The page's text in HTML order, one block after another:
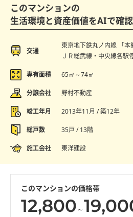
このマンションの
生活環境と資産価値をAIで確認
交通
東京地下鉄丸ノ内線 「
ＪＲ総武線・中央線各駅
専有面積 65㎡～74㎡
分譲会社 野村不動産
竣工年月 2013年11月 / 築12年
総戸数 35戸 / 13階
施工会社 東洋建設
このマンションの価格帯
12,800 ～